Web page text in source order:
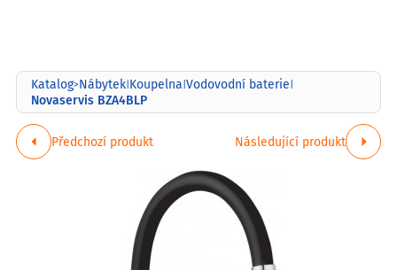
Katalog>Nábytek|Koupelna|Vodovodní baterie|
Novaservis BZA4BLP
Předchozí produkt Následující produkt